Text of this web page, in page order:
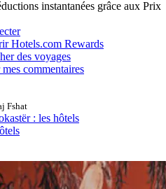
instantanées grâce aux Prix
Hotels.com Rewards
des voyages
mes commentaires
Fshat
: les hôtels